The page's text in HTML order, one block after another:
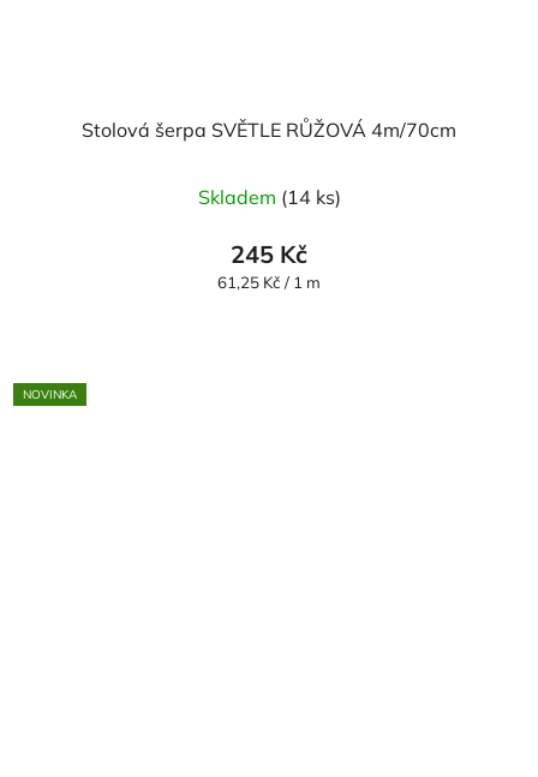
Stolová šerpa SVĚTLE RŮŽOVÁ 4m/70cm
Skladem (14 ks)
245 Kč
Měrná
61,25 Kč / 1 m
NOVINKA